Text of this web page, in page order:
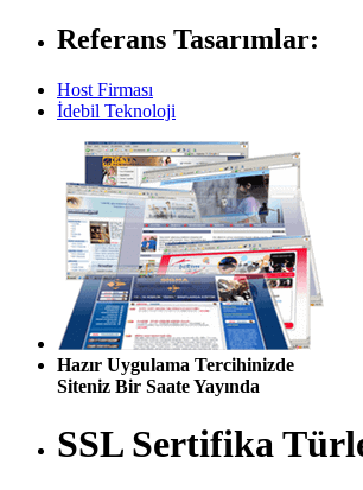
Referans Tasarımlar:
Host Firması
İdebil Teknoloji
Hazır Uygulama Tercihinizde
Siteniz Bir Saate Yayında
SSL Sertifika